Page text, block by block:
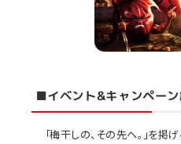
■イベント&キャンペー
「梅干しの、その先へ。」を掲